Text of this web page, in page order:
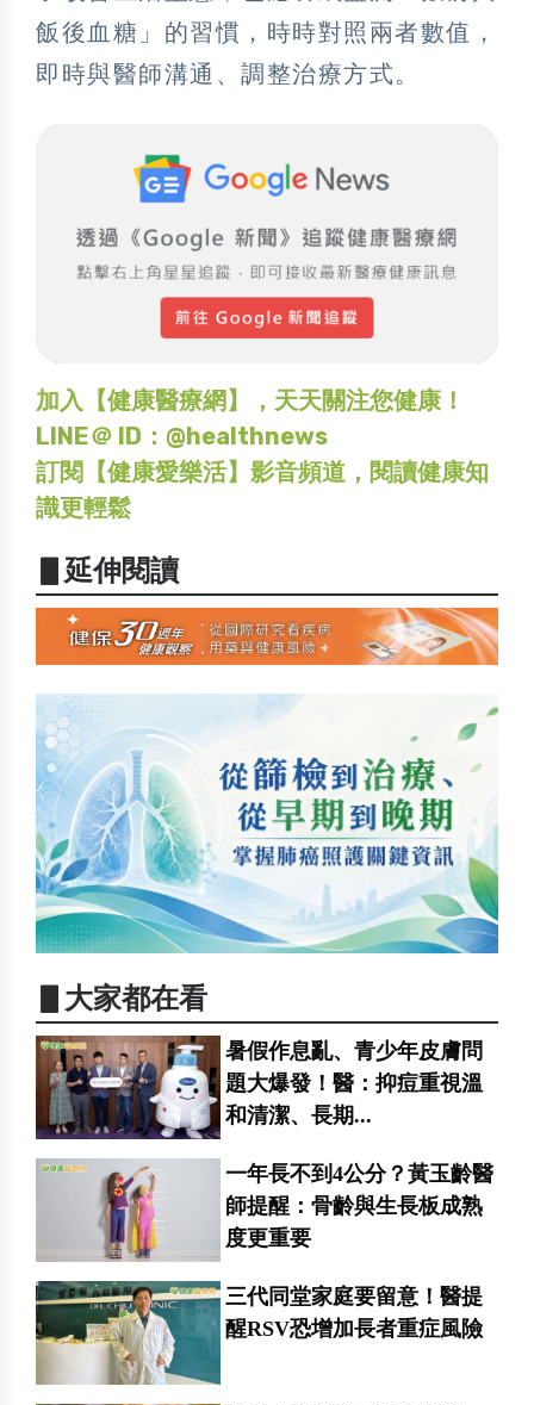
飯後血糖」的習慣，時時對照兩者數值，
即時與醫師溝通、調整治療方式。
加入【健康醫療網】，天天關注您健康！
LINE＠ ID：@healthnews
訂閱【健康愛樂活】影音頻道，閱讀健康知
識更輕鬆
▋延伸閱讀
▋大家都在看
暑假作息亂、青少年皮膚問
題大爆發！醫：抑痘重視溫
和清潔、長期...
一年長不到4公分？黃玉齡醫
師提醒：骨齡與生長板成熟
度更重要
三代同堂家庭要留意！醫提
醒RSV恐增加長者重症風險